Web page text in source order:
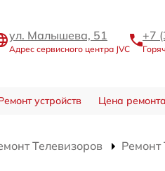
ул. Малышева, 51
Адрес сервисного центра JVC
+7
устройств Цена ремонта
Телевизоров Ремонт